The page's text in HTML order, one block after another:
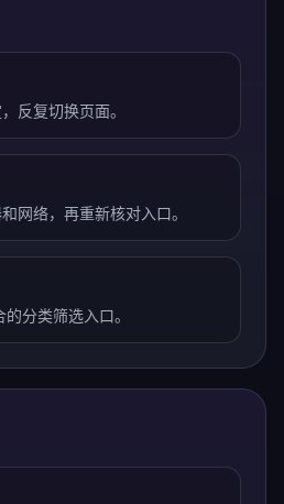
反复切换页面。
网络，再重新核对入口。
分类筛选入口。